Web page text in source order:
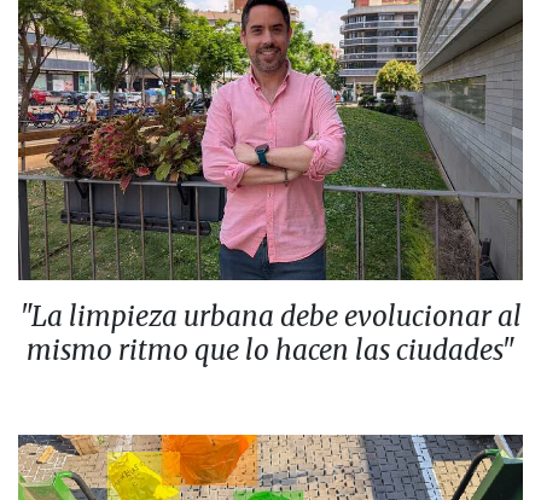
"La limpieza urbana debe evolucionar al
mismo ritmo que lo hacen las ciudades"